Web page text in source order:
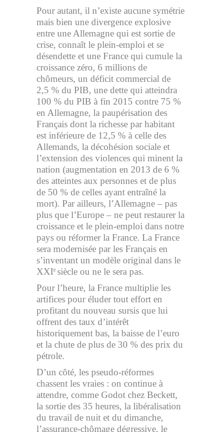
Pour autant, il n’existe aucune symétrie
mais bien une divergence explosive
entre une Allemagne qui est sortie de
crise, connaît le plein-emploi et se
désendette et une France qui cumule la
croissance zéro, 6 millions de
chômeurs, un déficit commercial de
2,5 % du PIB, une dette qui atteindra
100 % du PIB à fin 2015 contre 75 %
en Allemagne, la paupérisation des
Français dont la richesse par habitant
est inférieure de 12,5 % à celle des
Allemands, la décohésion sociale et
l’extension des violences qui minent la
nation (augmentation en 2013 de 6 %
des atteintes aux personnes et de plus
de 50 % de celles ayant entraîné la
mort). Par ailleurs, l’Allemagne – pas
plus que l’Europe – ne peut restaurer la
croissance et le plein-emploi dans notre
pays ou réformer la France. La France
sera modernisée par les Français en
s’inventant un modèle original dans le
XXIe siècle ou ne le sera pas.
Pour l’heure, la France multiplie les
artifices pour éluder tout effort en
profitant du nouveau sursis que lui
offrent des taux d’intérêt
historiquement bas, la baisse de l’euro
et la chute de plus de 30 % des prix du
pétrole.
D’un côté, les pseudo-réformes
chassent les vraies : on continue à
attendre, comme Godot chez Beckett,
la sortie des 35 heures, la libéralisation
du travail de nuit et du dimanche,
l’assurance-chômage dégressive, le